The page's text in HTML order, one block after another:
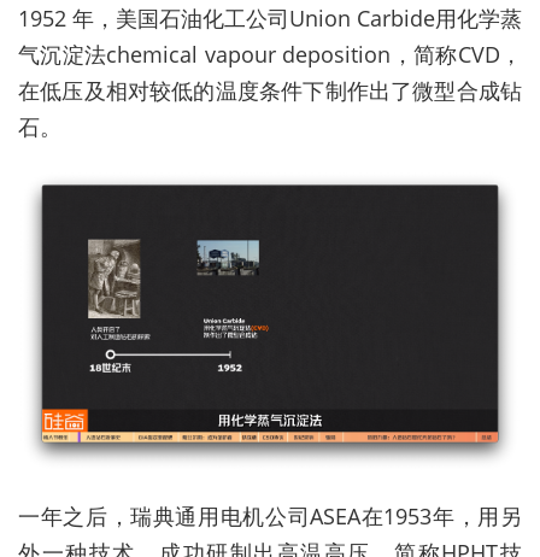
1952 年，美国石油化工公司Union Carbide用化学蒸
气沉淀法chemical vapour deposition，简称CVD，
在低压及相对较低的温度条件下制作出了微型合成钻
石。
一年之后，瑞典通用电机公司ASEA在1953年，用另